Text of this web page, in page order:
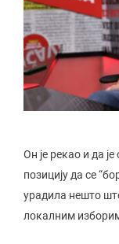
Он је рекао и да
позицију да се
урадила нешто
локалним